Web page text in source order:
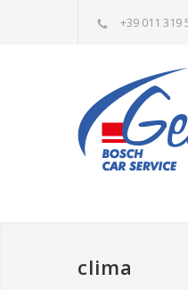
+39 011 319
clima